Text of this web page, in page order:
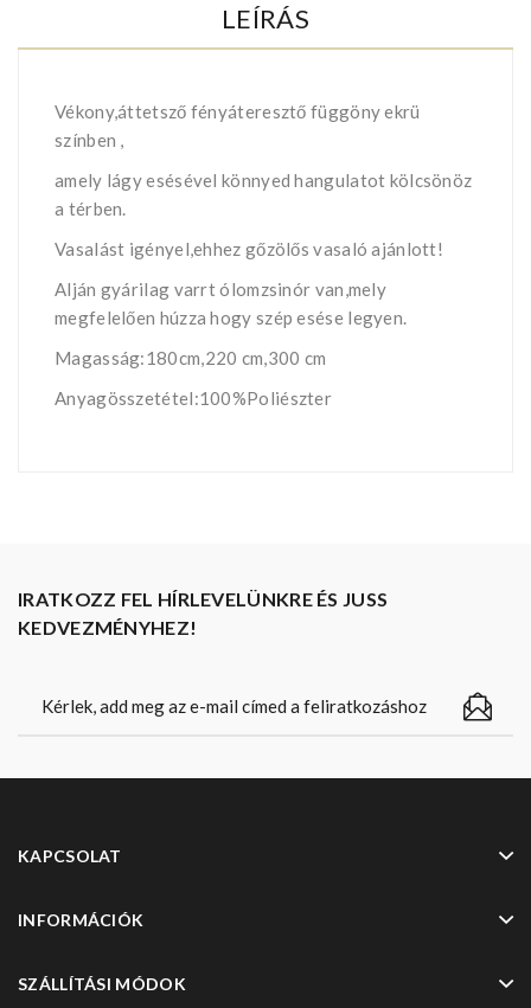
LEÍRÁS
Vékony,áttetsző fényáteresztő függöny ekrü
színben ,
amely lágy esésével könnyed hangulatot kölcsönöz
a térben.
Vasalást igényel,ehhez gőzölős vasaló ajánlott!
Alján gyárilag varrt ólomzsinór van,mely
megfelelően húzza hogy szép esése legyen.
Magasság:180cm,220 cm,300 cm
Anyagösszetétel:100%Poliészter
IRATKOZZ FEL HÍRLEVELÜNKRE ÉS JUSS
KEDVEZMÉNYHEZ!
KAPCSOLAT
INFORMÁCIÓK
SZÁLLÍTÁSI MÓDOK